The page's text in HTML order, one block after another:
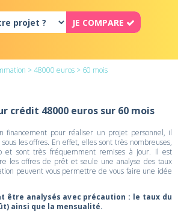
JE COMPARE
>48000 euros > 60 mois
crédit 48000 euros sur 60 mois
financement pour réaliser un projet personnel, il
les offres. En effet, elles sont très nombreuses,
et sont très fréquemment remises à jour. Il est
les offres de prêt et seule une analyse des taux
peuvent vous permettre de vous faire une idée
être analysés avec précaution : le taux du
ainsi que la mensualité.